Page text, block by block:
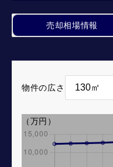
売却相場情報
物件の広さ
（万円）